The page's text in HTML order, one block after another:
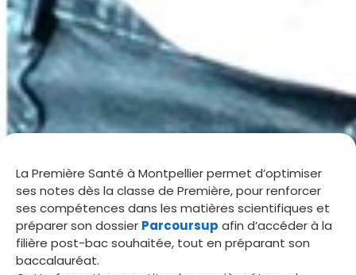
La Première Santé à Montpellier permet d’optimiser
ses notes dès la classe de Première, pour renforcer
ses compétences dans les matières scientifiques et
préparer son dossier Parcoursup afin d’accéder à la
filière post-bac souhaitée, tout en préparant son
baccalauréat.